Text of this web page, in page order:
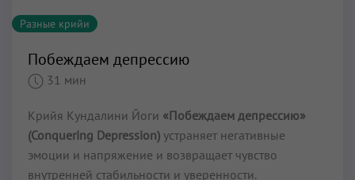
Разные крийи
Побеждаем депрессию
31 мин
Крийя Кундалини Йоги «Побеждаем депрессию»
(Conquering Depression) устраняет негативные
эмоции и напряжение и возвращает чувство
внутренней стабильности и уверенности.